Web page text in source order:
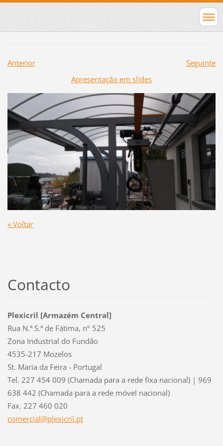
Anterior
Seguinte
Apresentação em slides
« Voltar
Contacto
Plexicril [Armazém Central]
Rua N.ª S.ª de Fátima, nº 525
Zona Industrial do Fundão
4535-217 Mozelos
St. Maria da Feira - Portugal
Tel. 227 454 009 (Chamada para a rede fixa nacional) | 969
638 442 (Chamada para a rede móvel nacional)
Fax. 227 460 020
comercial@plexicril.pt